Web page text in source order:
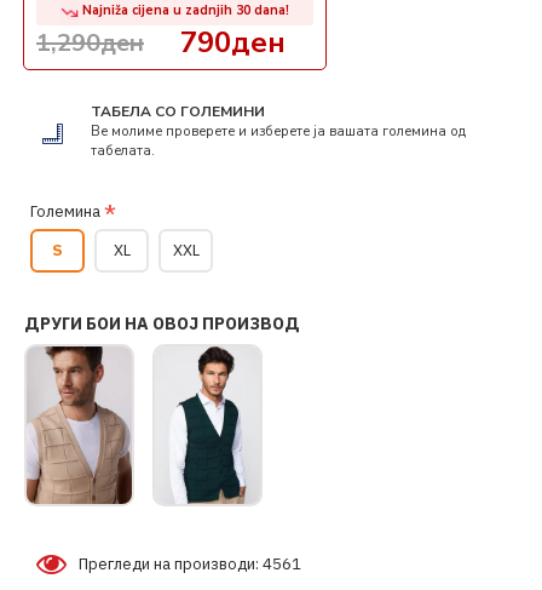
ТАБЕЛА СО ГОЛЕМИНИ
Ве молиме проверете и изберете ја вашата големина од
табелата.
Прегледи на производи: 4561
790ден
Najniža cijena u zadnjih 30 dana!
1,290ден
Големина
S
XL XXL
ДРУГИ БОИ НА ОВОЈ ПРОИЗВОД